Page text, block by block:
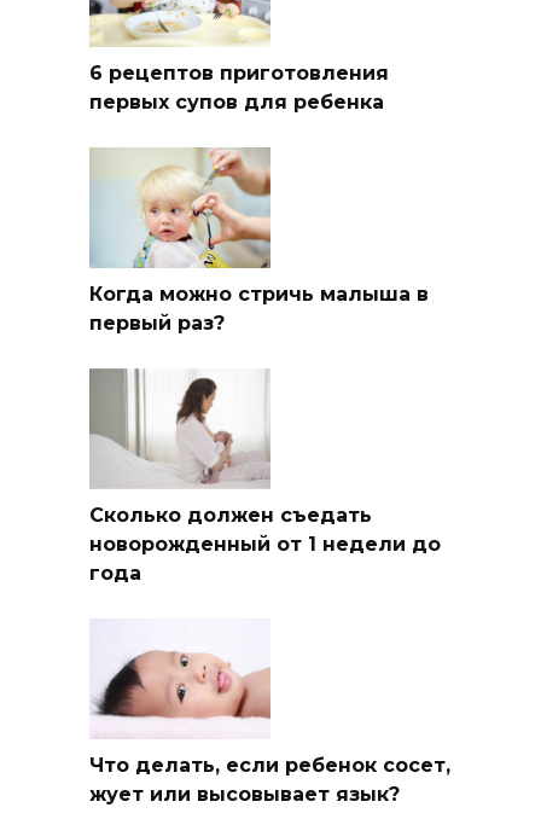
6 рецептов приготовления
первых супов для ребенка
Когда можно стричь малыша в
первый раз?
Сколько должен съедать
новорожденный от 1 недели до
года
Что делать, если ребенок сосет,
жует или высовывает язык?